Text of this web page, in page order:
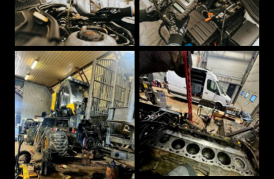
AVA SUUREMALT AVA SUUREMALT
AVA SUUREMALT AVA SUUREMALT